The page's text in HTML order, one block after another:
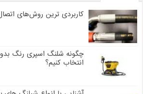
کاربردی ترین روش‌های
چگونه شلنگ اسپری رنگ
انتخاب کنیم؟